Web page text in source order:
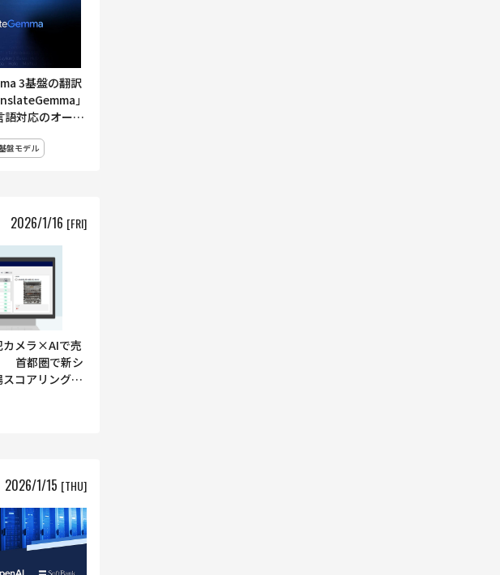
3基盤の翻訳
」
対応のオープ
供
盤モデル
2026/1/16 [FRI]
カメラ×AIで売
首都圏で新シ
コアリング」
2026/1/15 [THU]